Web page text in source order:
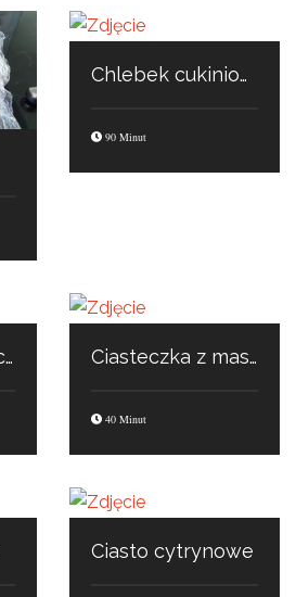
Chlebek cukiniowy
90 Minut
Chocolate chip cookies Ciasteczka z masłem orzechowym
40 Minut
Ciasto cytrynowe